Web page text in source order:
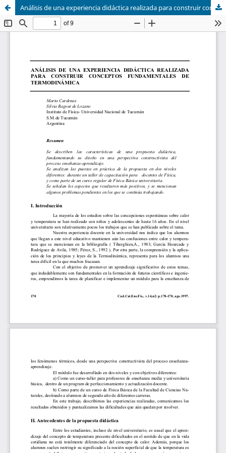
Análisis de una experiencia didáctica realizada para construir conceptos fundamentales de termodinámica